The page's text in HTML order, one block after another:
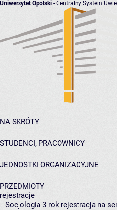
Uniwersytet Opolski - Centralny System
NA SKRÓTY
STUDENCI, PRACOWNICY
JEDNOSTKI ORGANIZACYJNE
PRZEDMIOTY
rejestracje
Socjologia 3 rok rejestracja na